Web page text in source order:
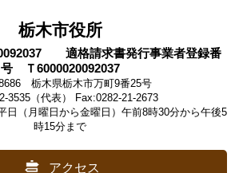
栃木市役所
適格請求書発行事業者登録番
号 Ｔ6000020092037
栃木県栃木市万町9番25号
3535（代表） Fax:0282-21-2673
日（月曜日から金曜日）午前8時30分から午後5
時15分まで
アクセス